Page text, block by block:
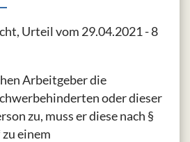
Urteil vom 29.04.2021 - 8
Arbeitgeber die
oder dieser
zu, muss er diese nach §
zu einem